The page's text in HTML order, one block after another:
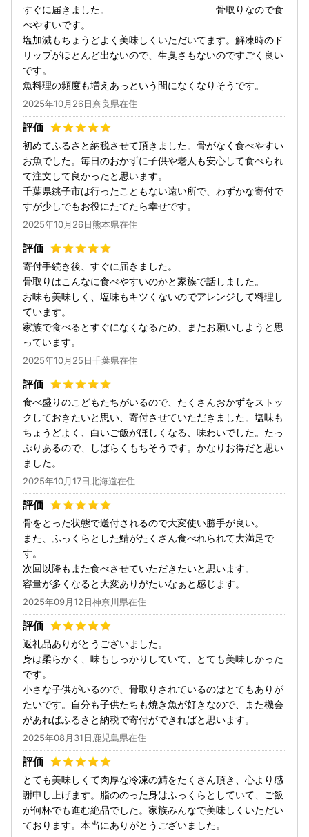
すぐに届きました。 骨取りなので食
べやすいです。
塩加減もちょうどよく美味しくいただいてます。解凍時のド
リップがほとんど出ないので、生臭さもないのですごく良い
です。
魚料理の頻度も増えあっという間になくなりそうです。
2025年10月26日奈良県在住
初めてふるさと納税させて頂きました。骨がなく食べやすい
お魚でした。毎日のおかずに子供や老人も安心して食べられ
て注文して良かったと思います。
千葉県銚子市は行ったこともない遠い所で、わずかな寄付で
すが少しでもお役にたてたら幸せです。
2025年10月26日熊本県在住
寄付手続き後、すぐに届きました。
骨取りはこんなに食べやすいのかと家族で話しました。
お味も美味しく、塩味もキツくないのでアレンジして料理し
ています。
家族で食べるとすぐになくなるため、またお願いしようと思
っています。
2025年10月25日千葉県在住
食べ盛りのこどもたちがいるので、たくさんおかずをストッ
クしておきたいと思い、寄付させていただきました。塩味も
ちょうどよく、白いご飯がほしくなる、味わいでした。たっ
ぷりあるので、しばらくもちそうです。かなりお得だと思い
ました。
2025年10月17日北海道在住
骨をとった状態で送付されるので大変使い勝手が良い。
また、ふっくらとした鯖がたくさん食べれられて大満足で
す。
次回以降もまた食べさせていただきたいと思います。
容量が多くなると大変ありがたいなぁと感じます。
2025年09月12日神奈川県在住
返礼品ありがとうございました。
身は柔らかく、味もしっかりしていて、とても美味しかった
です。
小さな子供がいるので、骨取りされているのはとてもありが
たいです。自分も子供たちも焼き魚が好きなので、また機会
があればふるさと納税で寄付ができればと思います。
2025年08月31日鹿児島県在住
とても美味しくて肉厚な冷凍の鯖をたくさん頂き、心より感
謝申し上げます。脂ののった身はふっくらとしていて、ご飯
が何杯でも進む絶品でした。家族みんなで美味しくいただい
ております。本当にありがとうございました。